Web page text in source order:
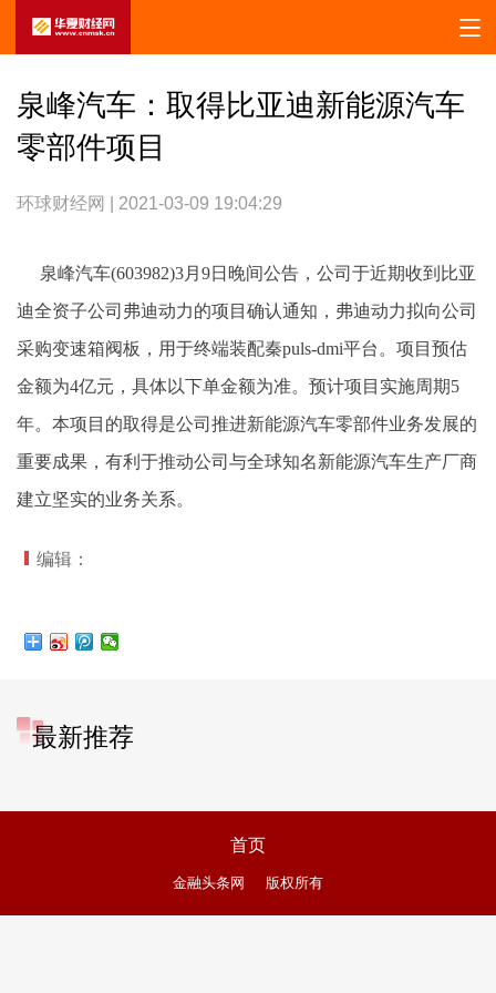
泉峰汽车：取得比亚迪新能源汽车
零部件项目
环球财经网 | 2021-03-09 19:04:29
泉峰汽车(603982)3月9日晚间公告，公司于近期收到比亚
迪全资子公司弗迪动力的项目确认通知，弗迪动力拟向公司
采购变速箱阀板，用于终端装配秦puls-dmi平台。项目预估
金额为4亿元，具体以下单金额为准。预计项目实施周期5
年。本项目的取得是公司推进新能源汽车零部件业务发展的
重要成果，有利于推动公司与全球知名新能源汽车生产厂商
建立坚实的业务关系。
编辑：
最新推荐
首页
金融头条网 版权所有